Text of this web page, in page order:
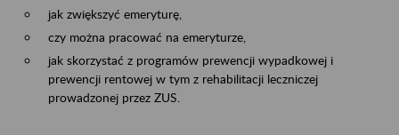
jak zwiększyć emeryturę,
czy można pracować na emeryturze,
jak skorzystać z programów prewencji wypadkowej i
prewencji rentowej w tym z rehabilitacji leczniczej
prowadzonej przez ZUS.